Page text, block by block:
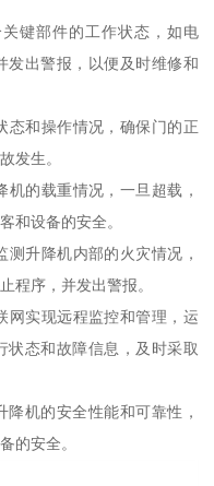
键部件的工作状态，如电
发出警报，以便及时维修和
态和操作情况，确保门的正
发生。
的载重情况，一旦超载，
和设备的安全。
升降机内部的火灾情况，
程序，并发出警报。
网实现远程监控和管理，运
状态和故障信息，及时采取
机的安全性能和可靠性，
的安全。